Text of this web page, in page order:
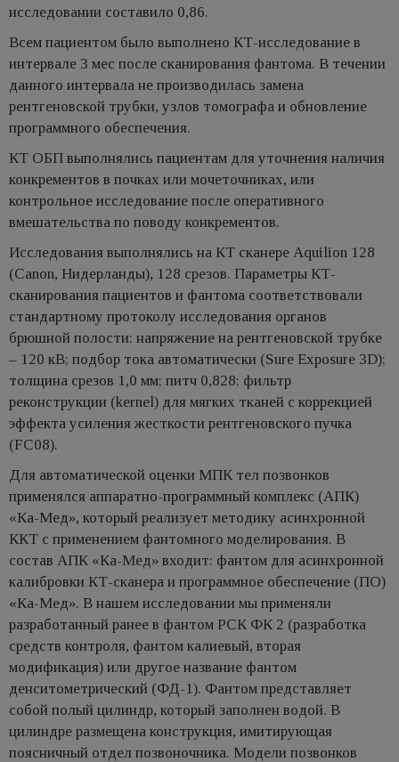
исследовании составило 0,86.
Всем пациентом было выполнено КТ-исследование в
интервале 3 мес после сканирования фантома. В течении
данного интервала не производилась замена
рентгеновской трубки, узлов томографа и обновление
программного обеспечения.
КТ ОБП выполнялись пациентам для уточнения наличия
конкрементов в почках или мочеточниках, или
контрольное исследование после оперативного
вмешательства по поводу конкрементов.
Исследования выполнялись на КТ сканере Aquilion 128
(Canon, Нидерланды), 128 срезов. Параметры КТ-
сканирования пациентов и фантома соответствовали
стандартному протоколу исследования органов
брюшной полости: напряжение на рентгеновской трубке
– 120 кВ; подбор тока автоматически (Sure Exposure 3D);
толщина срезов 1,0 мм; питч 0,828; фильтр
реконструкции (kernel) для мягких тканей с коррекцией
эффекта усиления жесткости рентгеновского пучка
(FC08).
Для автоматической оценки МПК тел позвонков
применялся аппаратно-программный комплекс (АПК)
«Ка-Мед», который реализует методику асинхронной
ККТ с применением фантомного моделирования. В
состав АПК «Ка-Мед» входит: фантом для асинхронной
калибровки КТ-сканера и программное обеспечение (ПО)
«Ка-Мед». В нашем исследовании мы применяли
разработанный ранее в фантом РСК ФК 2 (разработка
средств контроля, фантом калиевый, вторая
модификация) или другое название фантом
денситометрический (ФД-1). Фантом представляет
собой полый цилиндр, который заполнен водой. В
цилиндре размещена конструкция, имитирующая
поясничный отдел позвоночника. Модели позвонков